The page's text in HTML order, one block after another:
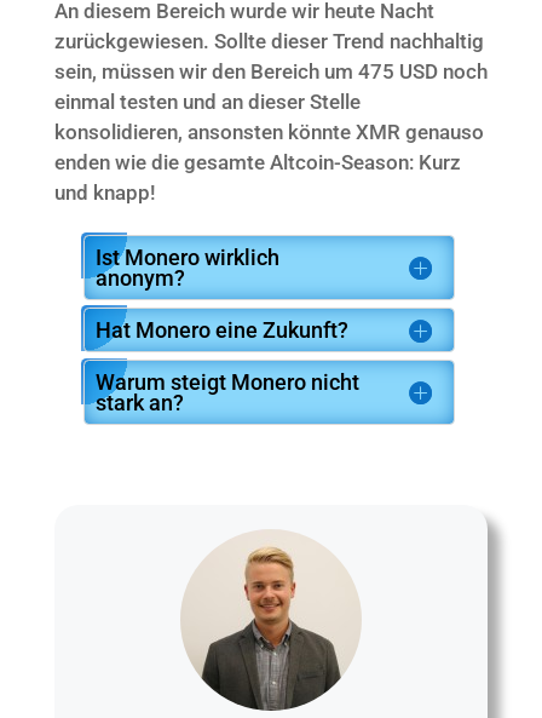
An diesem Bereich wurde wir heute Nacht
zurückgewiesen. Sollte dieser Trend nachhaltig
sein, müssen wir den Bereich um 475 USD noch
einmal testen und an dieser Stelle
konsolidieren, ansonsten könnte XMR genauso
enden wie die gesamte Altcoin-Season: Kurz
und knapp!
Ist Monero wirklich
anonym?
Hat Monero eine Zukunft?
Warum steigt Monero nicht
stark an?